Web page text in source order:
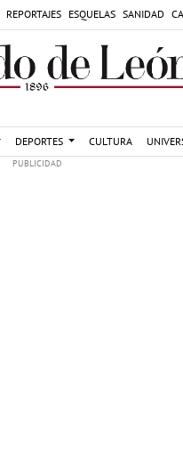
REPORTAJES ESQUELAS SANIDAD
DEPORTES CULTURA